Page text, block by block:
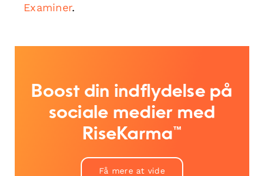
Examiner.
Boost din indflydelse på
sociale medier med
RiseKarma™
Få mere at vide